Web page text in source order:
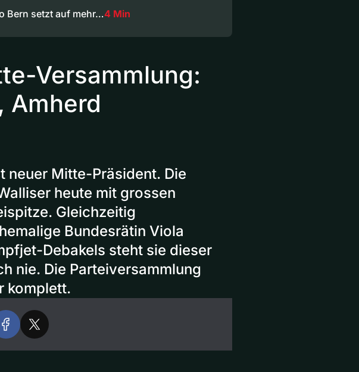
Bern setzt auf mehr…4 Min
Versammlung:
Amherd
neuer Mitte-Präsident. Die
heute mit grossen
Gleichzeitig
Bundesrätin Viola
Debakels steht sie dieser
nie. Die Parteiversammlung
komplett.